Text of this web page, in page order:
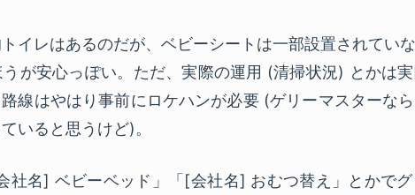
イレはあるのだが、ベビーシートは一部設置されてい
が安心っぽい。ただ、実際の運用 (清掃状況) とかは
線はやはり事前にロケハンが必要 (ゲリーマスターな
いると思うけど)。
社名] ベビーベッド」「[会社名] おむつ替え」とかで